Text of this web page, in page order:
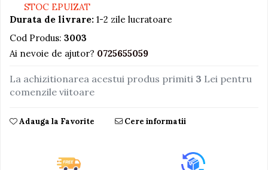
Fotolii gonflabile
Jocuri sportive
Motociclete
Pistoale
Proiectoare
STOC EPUIZAT
Durata de livrare: 1-2 zile lucratoare
Cod Produs: 3003
Ai nevoie de ajutor? 0725655059
La achizitionarea acestui produs primiti 3 Lei pentru
comenzile viitoare
Adauga la Favorite Cere informatii